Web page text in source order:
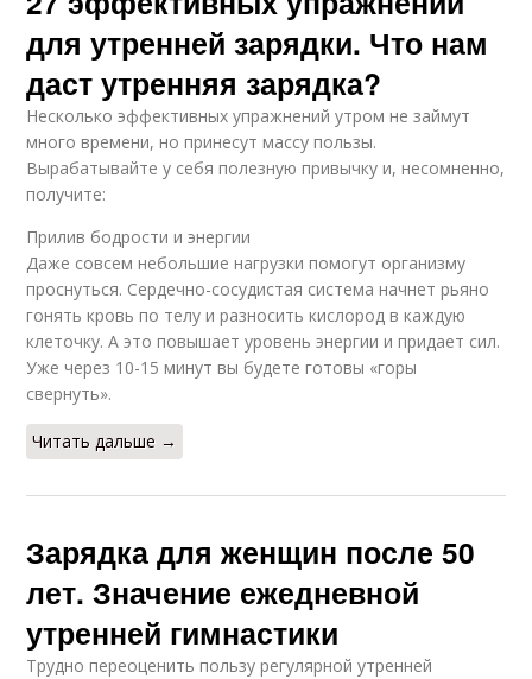
для утренней зарядки. Что нам
даст утренняя зарядка?
Несколько эффективных упражнений утром не займут
много времени, но принесут массу пользы.
Вырабатывайте у себя полезную привычку и, несомненно,
получите:
Прилив бодрости и энергии
Даже совсем небольшие нагрузки помогут организму
проснуться. Сердечно-сосудистая система начнет рьяно
гонять кровь по телу и разносить кислород в каждую
клеточку. А это повышает уровень энергии и придает сил.
Уже через 10-15 минут вы будете готовы «горы
свернуть».
Читать дальше →
Зарядка для женщин после 50
лет. Значение ежедневной
утренней гимнастики
Трудно переоценить пользу регулярной утренней